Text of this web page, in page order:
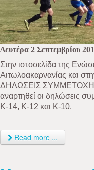
Δευτέρα 2 Σεπτεμβρίου
Στην ιστοσελίδα της
Αιτωλοακαρνανίας και
ΔΗΛΩΣΕΙΣ
αναρτηθεί οι δηλώσεις
Κ-14, Κ-12 και Κ-10.
Read more ...